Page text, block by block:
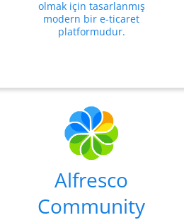
olmak için tasarlanmış
modern bir e-ticaret
platformudur.
Alfresco
Community